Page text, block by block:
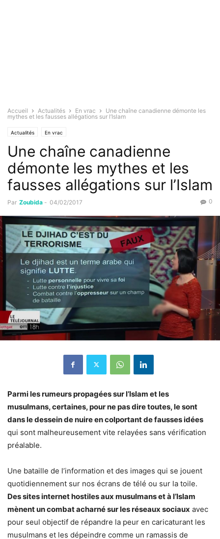
Accueil Actualités En vrac
Une chaîne canadienne démonte les
mythes et les fausses allégations sur l’Islam
Actualités En vrac
Une chaîne canadienne
démonte les mythes et les
fausses allégations sur l’Islam
Par Zoubida - 04/02/2017 0
Parmi les rumeurs propagées sur l’Islam et les
musulmans, certaines, pour ne pas dire toutes, le sont
dans le dessein de nuire en colportant de fausses idées
qui sont malheureusement vite relayées sans vérification
préalable.
Une bataille de l’information et des images qui se jouent
quotidiennement sur nos écrans de télé ou sur la toile.
Des sites internet hostiles aux musulmans et à l’Islam
mènent un combat acharné sur les réseaux sociaux avec
pour seul objectif de répandre la peur en caricaturant les
musulmans et les dépeindre comme un ramassis de